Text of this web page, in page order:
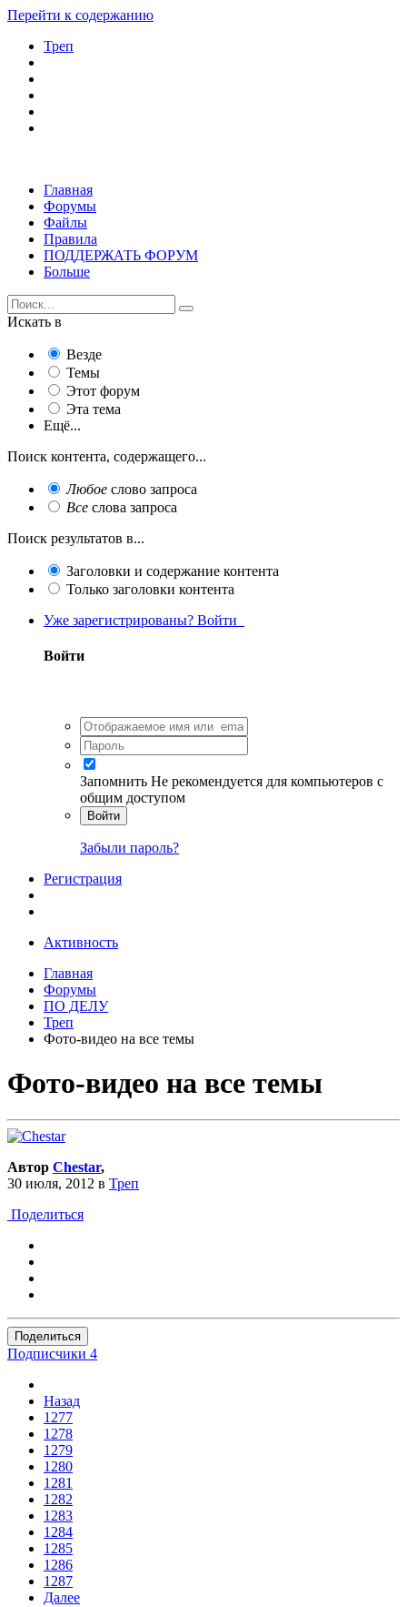
Перейти к содержанию
Треп
Главная
Форумы
Файлы
Правила
ПОДДЕРЖАТЬ ФОРУМ
Больше
Искать в
Везде
Темы
Этот форум
Эта тема
Ещё...
Поиск контента, содержащего...
Любое слово запроса
Все слова запроса
Поиск результатов в...
Заголовки и содержание контента
Только заголовки контента
Уже зарегистрированы? Войти
Войти
Запомнить Не рекомендуется для компьютеров с
общим доступом
Войти
Забыли пароль?
Регистрация
Активность
Главная
Форумы
ПО ДЕЛУ
Треп
Фото-видео на все темы
Фото-видео на все темы
Автор Сhestar,
30 июля, 2012 в Треп
Поделиться
Поделиться
Подписчики 4
Назад
1277
1278
1279
1280
1281
1282
1283
1284
1285
1286
1287
Далее